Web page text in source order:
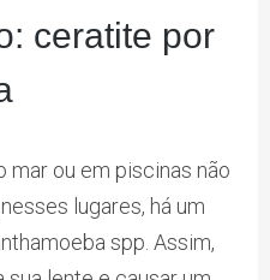
ceratite por
mar ou em piscinas não
lugares, há um
spp. Assim,